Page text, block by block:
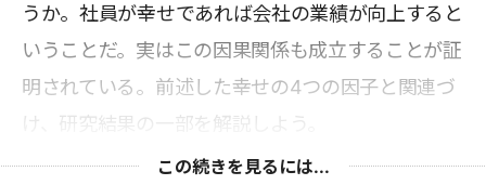
うか。社員が幸せであれば会社の業績が向上すると
いうことだ。実はこの因果関係も成立することが証
明されている。前述した幸せの4つの因子と関連づ
け、研究結果の一部を解説しよう。
この続きを見るには...